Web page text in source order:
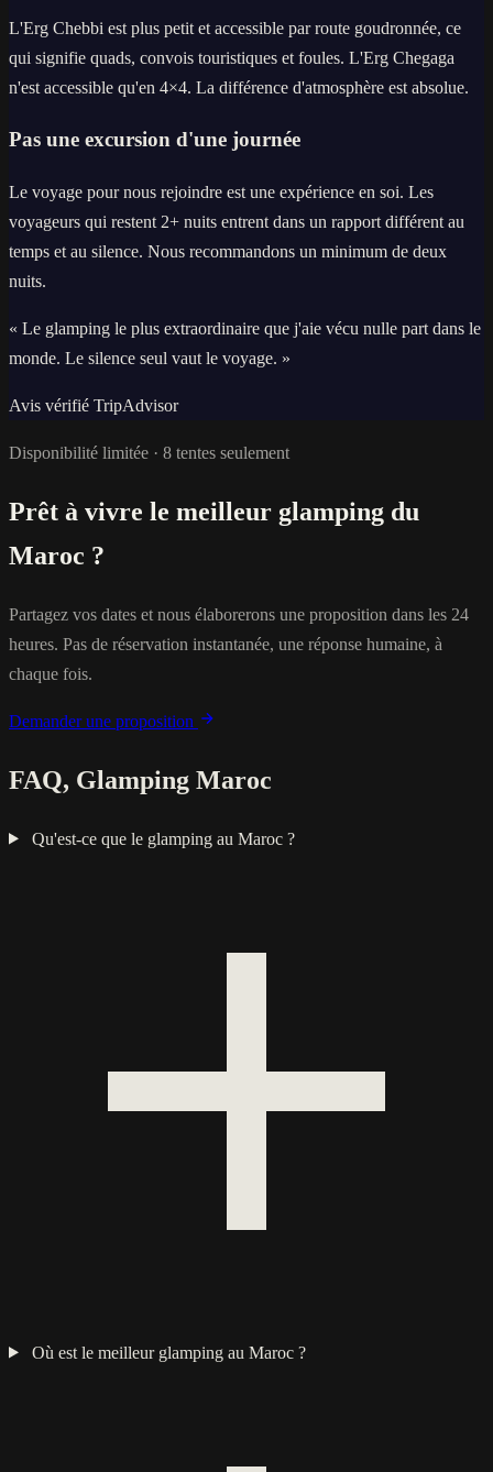
L'Erg Chebbi est plus petit et accessible par route goudronnée, ce
qui signifie quads, convois touristiques et foules. L'Erg Chegaga
n'est accessible qu'en 4×4. La différence d'atmosphère est absolue.
Pas une excursion d'une journée
Le voyage pour nous rejoindre est une expérience en soi. Les
voyageurs qui restent 2+ nuits entrent dans un rapport différent au
temps et au silence. Nous recommandons un minimum de deux
nuits.
« Le glamping le plus extraordinaire que j'aie vécu nulle part dans le
monde. Le silence seul vaut le voyage. »
Avis vérifié TripAdvisor
Disponibilité limitée · 8 tentes seulement
Prêt à vivre le meilleur glamping du
Maroc ?
Partagez vos dates et nous élaborerons une proposition dans les 24
heures. Pas de réservation instantanée, une réponse humaine, à
chaque fois.
Demander une proposition
FAQ, Glamping Maroc
Qu'est-ce que le glamping au Maroc ?
Où est le meilleur glamping au Maroc ?